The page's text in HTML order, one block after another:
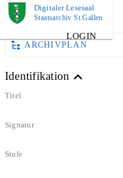
Digitaler Lesesaal
Staatsarchiv St.Gallen
LOGIN
DOKUMENT
ARCHIVPLAN
Identifikation
Titel
Signatur
Stufe